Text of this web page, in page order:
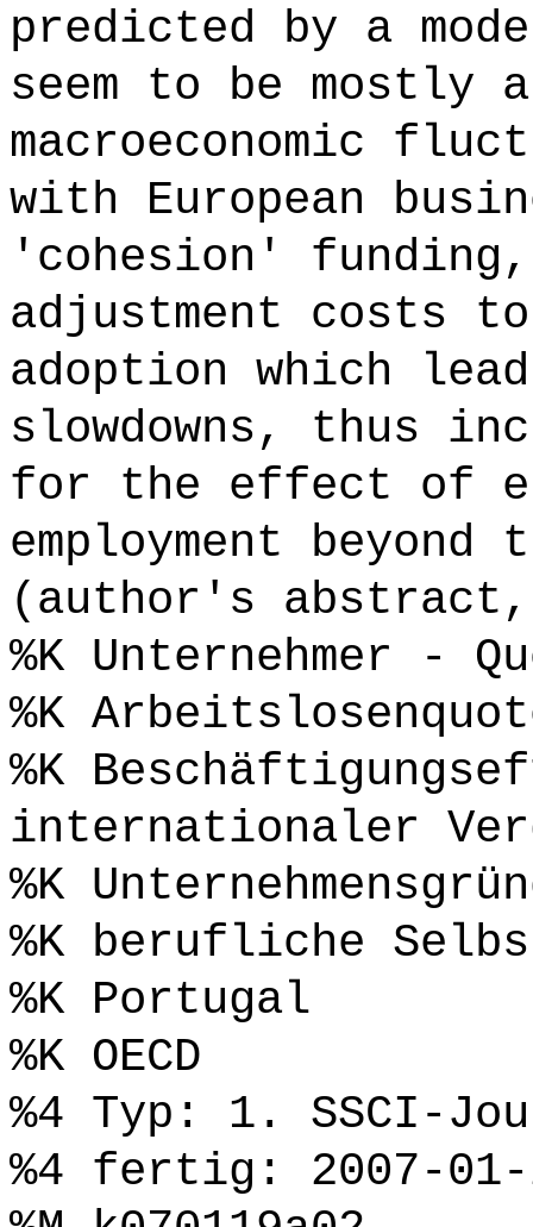
predicted by a
seem to be mostly
macroeconomic
with European
'cohesion'
adjustment costs
adoption which
slowdowns, thus
for the effect of
employment beyond
(author's
%K Unternehmer -
%K
%K
internationaler
%K
%K berufliche
%K Portugal
%K OECD
%4 Typ: 1. SSCI-
%4 fertig: 2007-01-